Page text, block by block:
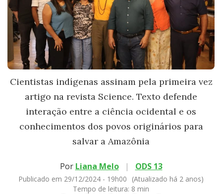
Cientistas indígenas assinam pela primeira vez
artigo na revista Science. Texto defende
interação entre a ciência ocidental e os
conhecimentos dos povos originários para
salvar a Amazônia
Por Liana Melo | ODS 13
Publicado em 29/12/2024 - 19h00
(Atualizado há 2 anos)
Tempo de leitura: 8 min